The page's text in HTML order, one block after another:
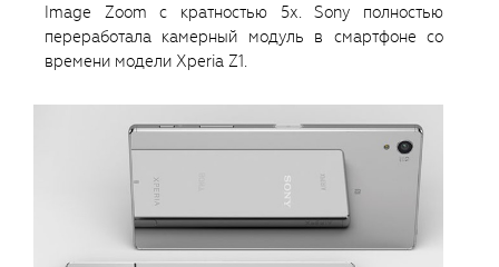
Image Zoom с кратностью 5х. Sony полностью
переработала камерный модуль в смартфоне со
времени модели Xperia Z1.